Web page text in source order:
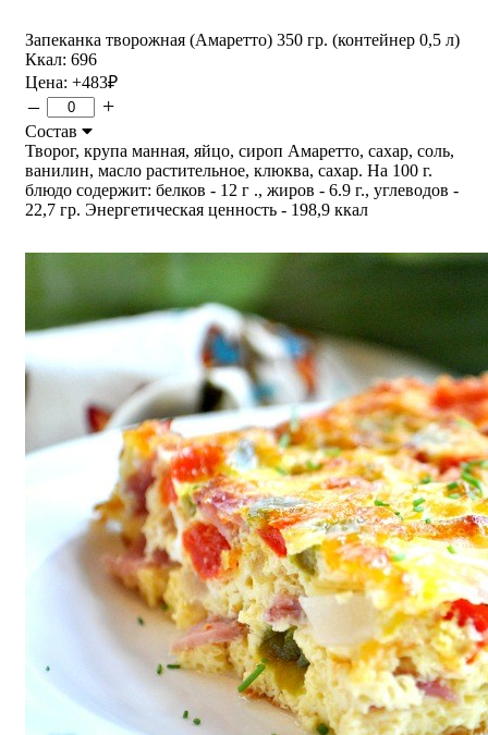
Запеканка творожная (Амаретто) 350 гр. (контейнер 0,5 л)
Ккал: 696
Цена: +483₽
– +
Состав
Творог, крупа манная, яйцо, сироп Амаретто, сахар, соль,
ванилин, масло растительное, клюква, сахар. На 100 г.
блюдо содержит: белков - 12 г ., жиров - 6.9 г., углеводов -
22,7 гр. Энергетическая ценность - 198,9 ккал